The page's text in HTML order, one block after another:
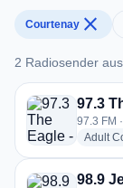
Courtenay close
2 Radiosender
2 Radiosender
97.3
97.3 FM
Adult
98.9